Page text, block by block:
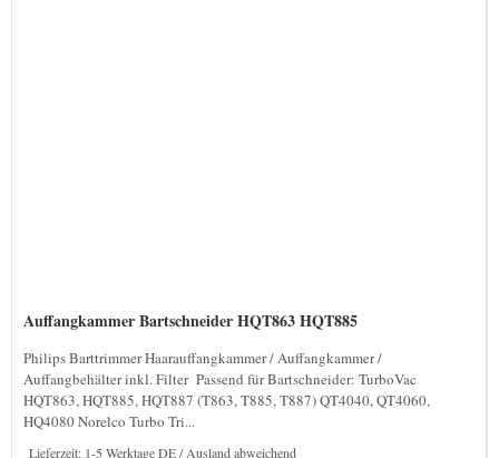
Auffangkammer Bartschneider HQT863 HQT885
Philips Barttrimmer Haarauffangkammer / Auffangkammer /
Auffangbehälter inkl. Filter Passend für Bartschneider: TurboVac
HQT863, HQT885, HQT887 (T863, T885, T887) QT4040, QT4060,
HQ4080 Norelco Turbo Tri...
Lieferzeit: 1-5 Werktage DE / Ausland abweichend